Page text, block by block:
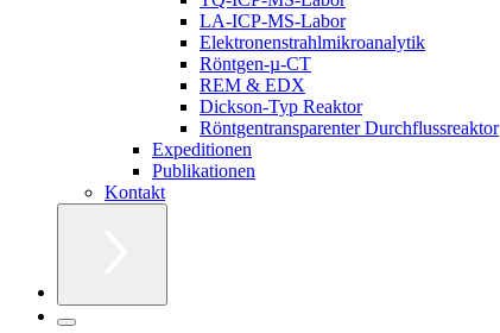
LA-ICP-MS-Labor
Elektronenstrahlmikroanalytik
Röntgen-µ-CT
REM & EDX
Dickson-Typ Reaktor
Röntgentransparenter Durchflussreaktor
Expeditionen
Publikationen
Kontakt